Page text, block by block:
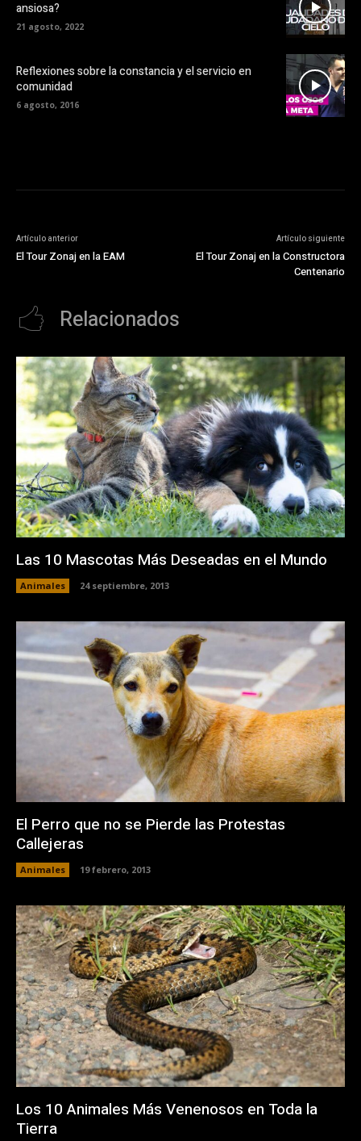
ansiosa?
21 agosto, 2022
Reflexiones sobre la constancia y el servicio en
comunidad
6 agosto, 2016
Artículo anterior
El Tour Zonaj en la EAM
Artículo siguiente
El Tour Zonaj en la Constructora
Centenario
Relacionados
Las 10 Mascotas Más Deseadas en el Mundo
Animales 24 septiembre, 2013
El Perro que no se Pierde las Protestas
Callejeras
Animales 19 febrero, 2013
Los 10 Animales Más Venenosos en Toda la
Tierra